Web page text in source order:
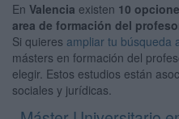
En Valencia existen 10
area de formación del
Si quieres ampliar tu búsqueda
másters en formación del
elegir. Estos estudios están
sociales y jurídicas.